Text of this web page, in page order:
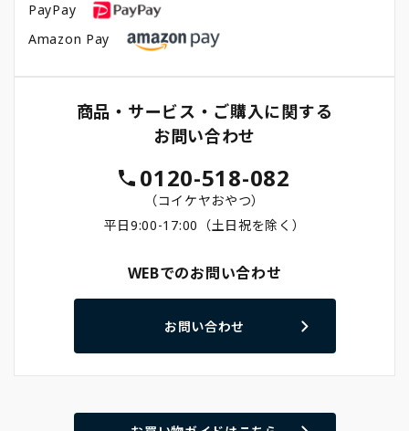
PayPay
Amazon Pay
商品・サービス・ご購入に関する
お問い合わせ
0120-518-082
（コイケヤおやつ）
平日9:00-17:00（土日祝を除く）
WEBでのお問い合わせ
お問い合わせ